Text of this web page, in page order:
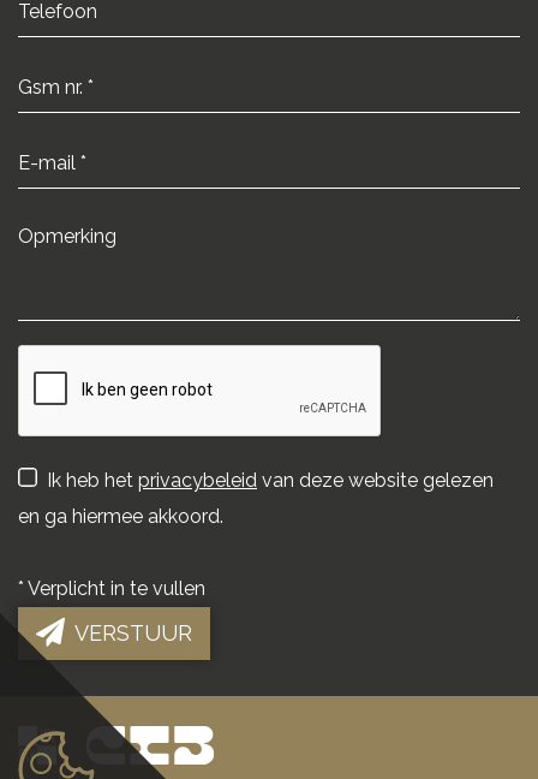
Ik heb het privacybeleid van deze website gelezen
en ga hiermee akkoord.
* Verplicht in te vullen
VERSTUUR